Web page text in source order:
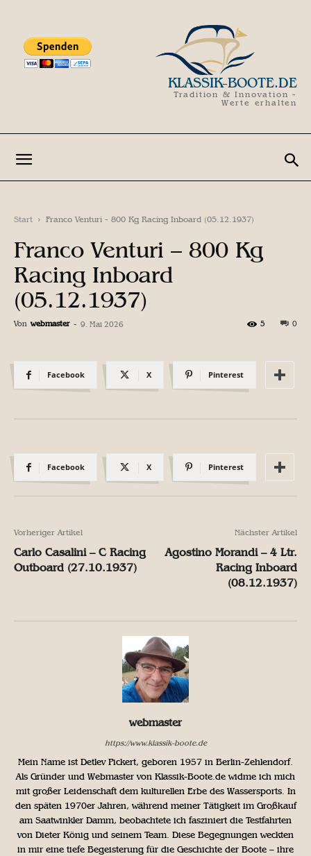
KLASSIK-BOOTE.DE
Tradition & Innovation -
Werte erhalten
Start Franco Venturi - 800 Kg Racing Inboard (05.12.1937)
Franco Venturi – 800 Kg
Racing Inboard
(05.12.1937)
Von webmaster - 9. Mai 2026 0
5
Facebook X Pinterest
Facebook X Pinterest
Vorheriger Artikel
Carlo Casalini – C Racing
Outboard (27.10.1937)
Nächster Artikel
Agostino Morandi – 4 Ltr.
Racing Inboard
(08.12.1937)
webmaster
https://www.klassik-boote.de
Mein Name ist Detlev Pickert, geboren 1957 in Berlin-Zehlendorf.
Als Gründer und Webmaster von Klassik-Boote.de widme ich mich
mit großer Leidenschaft dem kulturellen Erbe des Wassersports. In
den späten 1970er Jahren, während meiner Tätigkeit im Großkauf
am Saatwinkler Damm, beobachtete ich fasziniert die Testfahrten
von Dieter König und seinem Team. Diese Begegnungen weckten
in mir eine tiefe Begeisterung für die Geschichte der Boote – ihre